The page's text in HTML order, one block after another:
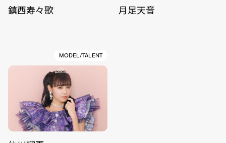
鎮西寿々歌 月足天音
MODEL/TALENT